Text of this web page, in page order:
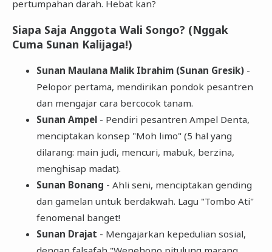
pertumpahan darah. Hebat kan?
Siapa Saja Anggota Wali Songo? (Nggak
Cuma Sunan Kalijaga!)
Sunan Maulana Malik Ibrahim (Sunan Gresik)-
Pelopor pertama, mendirikan pondok pesantren
dan mengajar cara bercocok tanam.
Sunan Ampel- Pendiri pesantren Ampel Denta,
menciptakan konsep "Moh limo" (5 hal yang
dilarang: main judi, mencuri, mabuk, berzina,
menghisap madat).
Sunan Bonang - Ahli seni, menciptakan gending
dan gamelan untuk berdakwah. Lagu "Tombo Ati"
fenomenal banget!
Sunan Drajat - Mengajarkan kepedulian sosial,